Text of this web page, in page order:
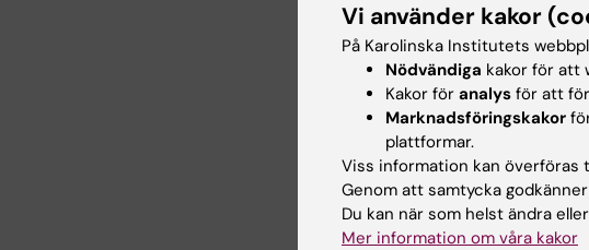
Rekrytering av
flera regioner i
kontaktad per
Vi använder kakor
På Karolinska Institutets
Nödvändiga kakor för att
Kakor för analys för att
Marknadsföringskakor
plattformar.
Viss information kan överföras
Genom att samtycka
Du kan när som helst ändra
Mer information om våra kakor